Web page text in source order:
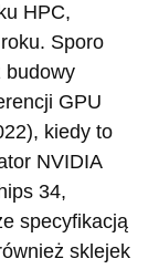
HPC,
Sporo
budowy
GPU
kiedy to
NVIDIA
34,
specyfikacją
sklejek